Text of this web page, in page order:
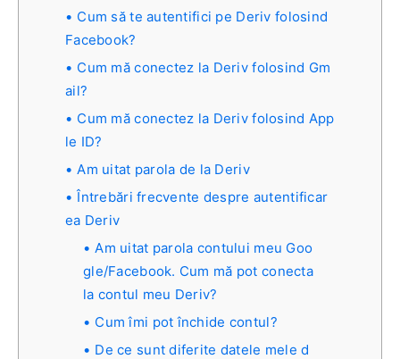
Cum să te autentifici pe Deriv folosind
Facebook?
Cum mă conectez la Deriv folosind Gm
ail?
Cum mă conectez la Deriv folosind App
le ID?
Am uitat parola de la Deriv
Întrebări frecvente despre autentificar
ea Deriv
Am uitat parola contului meu Goo
gle/Facebook. Cum mă pot conecta
la contul meu Deriv?
Cum îmi pot închide contul?
De ce sunt diferite datele mele d